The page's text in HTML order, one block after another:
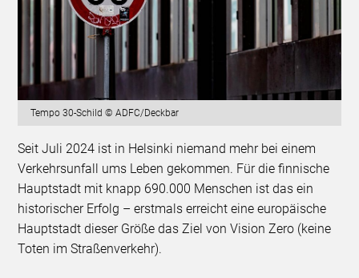
Tempo 30-Schild © ADFC/Deckbar
Seit Juli 2024 ist in Helsinki niemand mehr bei einem
Verkehrsunfall ums Leben gekommen. Für die finnische
Hauptstadt mit knapp 690.000 Menschen ist das ein
historischer Erfolg – erstmals erreicht eine europäische
Hauptstadt dieser Größe das Ziel von Vision Zero (keine
Toten im Straßenverkehr).